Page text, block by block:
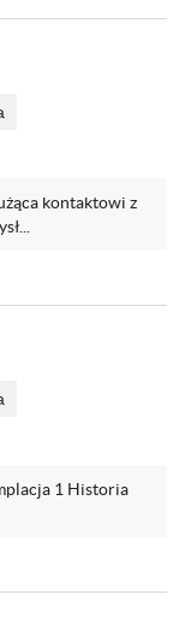
kontaktowi z
1 Historia